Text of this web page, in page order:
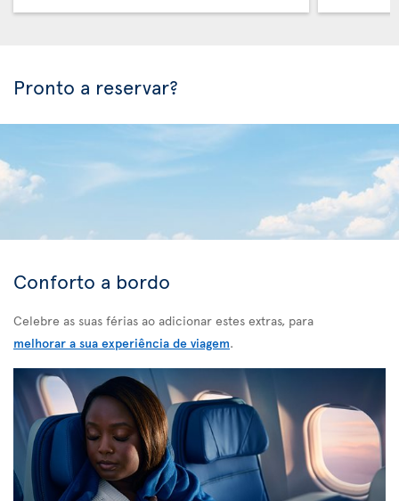
Pronto a reservar?
Conforto a bordo
Celebre as suas férias ao adicionar estes extras, para
melhorar a sua experiência de viagem.